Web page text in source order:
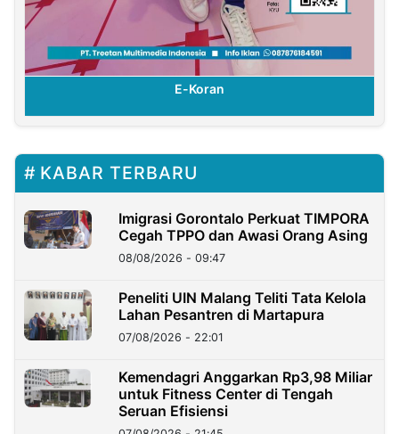
E-Koran
KABAR TERBARU
Imigrasi Gorontalo Perkuat TIMPORA
Cegah TPPO dan Awasi Orang Asing
08/08/2026 - 09:47
Peneliti UIN Malang Teliti Tata Kelola
Lahan Pesantren di Martapura
07/08/2026 - 22:01
Kemendagri Anggarkan Rp3,98 Miliar
untuk Fitness Center di Tengah
Seruan Efisiensi